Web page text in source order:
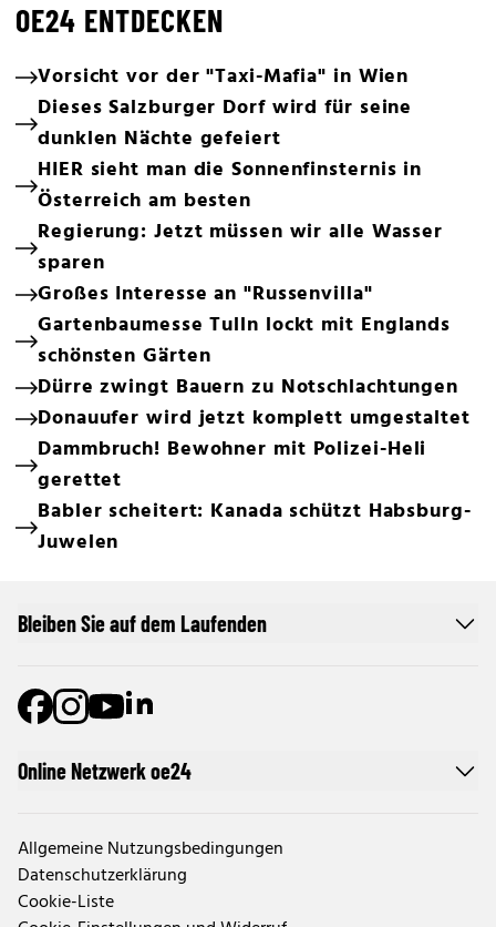
OE24 ENTDECKEN
Vorsicht vor der "Taxi-Mafia" in Wien
Dieses Salzburger Dorf wird für seine
dunklen Nächte gefeiert
HIER sieht man die Sonnenfinsternis in
Österreich am besten
Regierung: Jetzt müssen wir alle Wasser
sparen
Großes Interesse an "Russenvilla"
Gartenbaumesse Tulln lockt mit Englands
schönsten Gärten
Dürre zwingt Bauern zu Notschlachtungen
Donauufer wird jetzt komplett umgestaltet
Dammbruch! Bewohner mit Polizei-Heli
gerettet
Babler scheitert: Kanada schützt Habsburg-
Juwelen
Online Netzwerk oe24
Allgemeine Nutzungsbedingungen
Datenschutzerklärung
Cookie-Liste
Bleiben Sie auf dem Laufenden